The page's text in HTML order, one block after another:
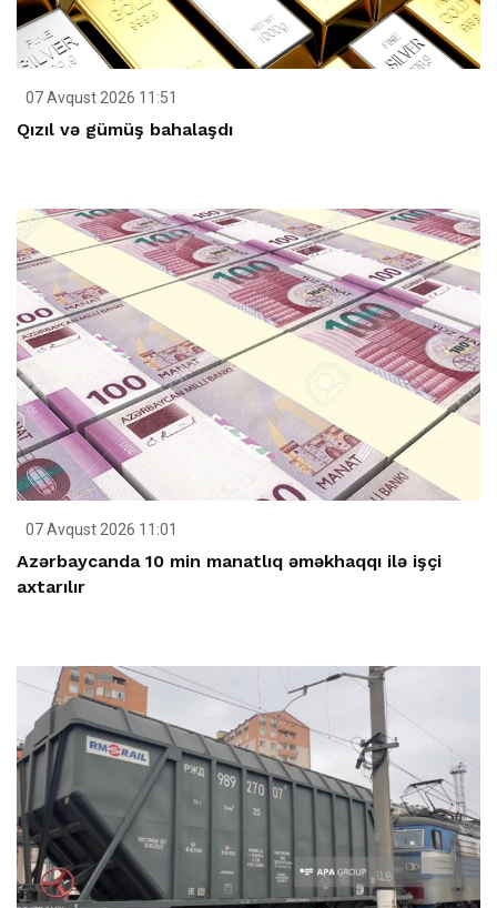
07 Avqust 2026 11:51
Qızıl və gümüş bahalaşdı
07 Avqust 2026 11:01
Azərbaycanda 10 min manatlıq əməkhaqqı ilə işçi
axtarılır